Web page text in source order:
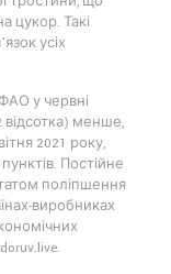
цукор. Такі
усіх
у червні
відсотка) менше,
2021 року,
Постійне
поліпшення
виробниках